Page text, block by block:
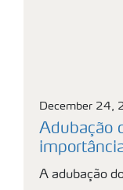
December 24,
Adubação
A adubação